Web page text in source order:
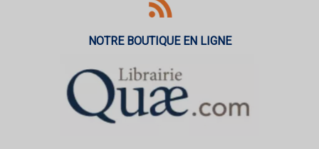
NOTRE BOUTIQUE EN LIGNE